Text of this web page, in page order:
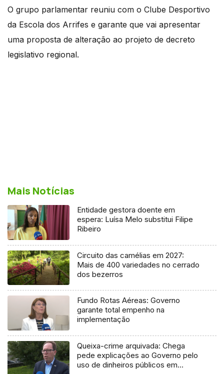
O grupo parlamentar reuniu com o Clube Desportivo
da Escola dos Arrifes e garante que vai apresentar
uma proposta de alteração ao projeto de decreto
legislativo regional.
Mais Notícias
Entidade gestora doente em
espera: Luísa Melo substitui Filipe
Ribeiro
Circuito das camélias em 2027:
Mais de 400 variedades no cerrado
dos bezerros
Fundo Rotas Aéreas: Governo
garante total empenho na
implementação
Queixa-crime arquivada: Chega
pede explicações ao Governo pelo
uso de dinheiros públicos em